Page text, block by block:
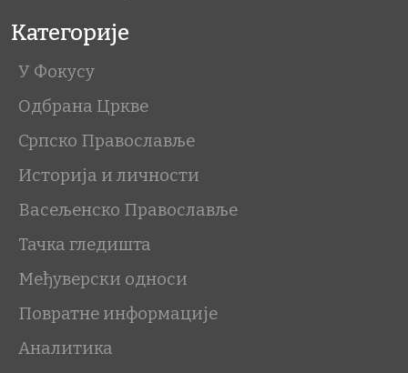
Категорије
У Фокусу
Одбрана Цркве
Српско Православље
Историја и личности
Васељенско Православље
Тачка гледишта
Међуверски односи
Повратне информације
Аналитика